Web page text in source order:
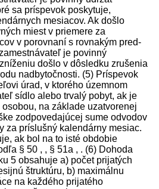
sa príspevok poskytuje,
mesiacov. Ak došlo
miest v priemere za
v porovnaní s rovnakým pred­
je povinný
došlo v dôsledku zrušenia
nadbytočnosti. (5) Príspevok
úrad, v ktorého územnom
sídlo alebo trvalý pobyt, ak je
na základe uzatvorenej
zodpovedajúcej sume odvodov
za príslušný kalendárny mesiac.
ak bol na to isté obdobie
§ 50 , , § 51a , . (6) Dohoda
5 obsahuje a) počet prijatých
štruktúru, b) maximálnu
na každého prijatého